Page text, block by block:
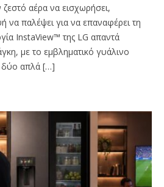
αέρα να εισχωρήσει,
να παλέψει για να επαναφέρει τη
InstaView™ της LG απαντά
με το εμβληματικό γυάλινο
δύο απλά […]